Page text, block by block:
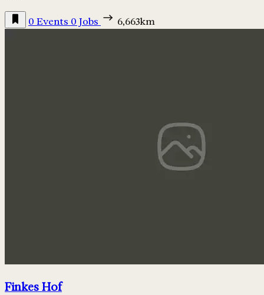
0 Events 0 Jobs 6,663km
Finkes Hof